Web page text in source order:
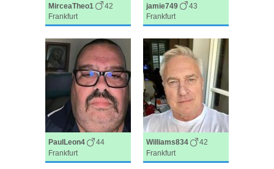
MirceaTheo1
42
Frankfurt
jamie749
43
Frankfurt
PaulLeon4
44
Frankfurt
Williams834
42
Frankfurt